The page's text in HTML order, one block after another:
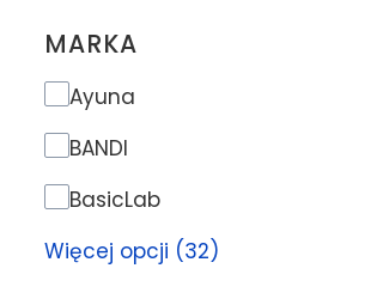
MARKA
Marka
Ayuna
BANDI
BasicLab
Więcej opcji (32)